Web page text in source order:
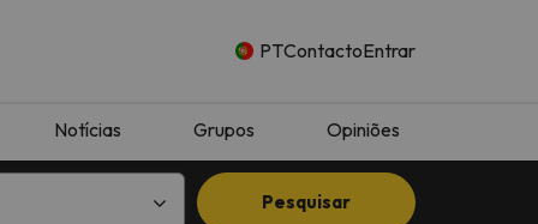
PTContactoEntrar
Notícias Grupos Opiniões
Pesquisar